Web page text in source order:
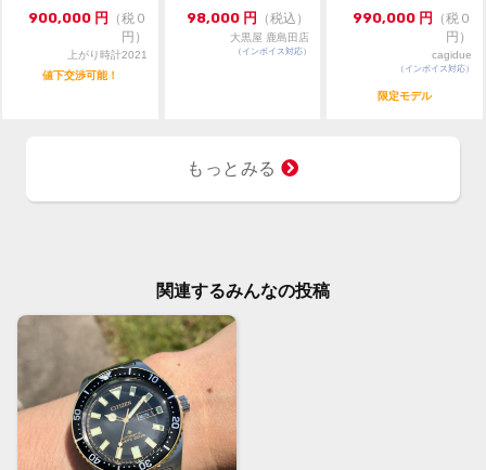
900,000 円 （税０
円）
上がり時計2021
値下交渉可能！
98,000 円 （税込）
大黒屋 鹿島田店
（インボイス対応）
990,000 円 （税０
円）
cagidue
（インボイス対応）
限定モデル
もっとみる
関連するみんなの投稿